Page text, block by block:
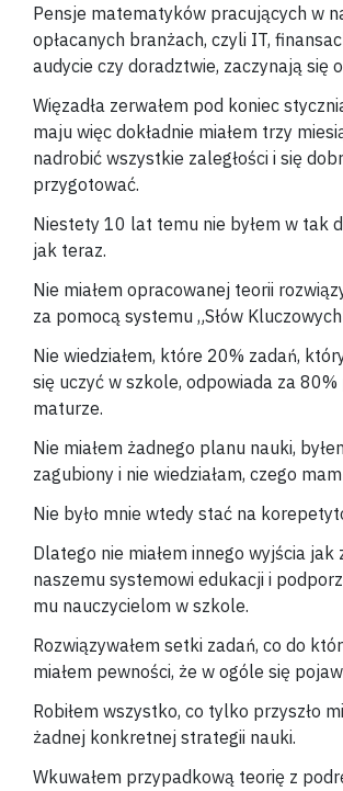
Pensje matematyków pracujących w
opłacanych branżach, czyli IT,
audycie czy doradztwie, zaczynają się
Więzadła zerwałem pod koniec
maju więc dokładnie miałem trzy
nadrobić wszystkie zaległości i się
przygotować.
Niestety 10 lat temu nie byłem w tak
jak teraz.
Nie miałem opracowanej teorii
za pomocą systemu „Słów
Nie wiedziałem, które 20% zadań,
się uczyć w szkole, odpowiada za
maturze.
Nie miałem żadnego planu nauki,
zagubiony i nie wiedziałam, czego
Nie było mnie wtedy stać na
Dlatego nie miałem innego wyjścia jak
naszemu systemowi edukacji i
mu nauczycielom w szkole.
Rozwiązywałem setki zadań, co do
miałem pewności, że w ogóle się
Robiłem wszystko, co tylko przyszło
żadnej konkretnej strategii nauki.
Wkuwałem przypadkową teorię z